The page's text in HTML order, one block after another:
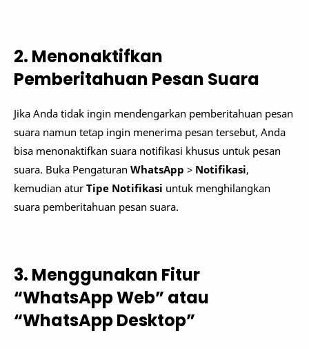
2. Menonaktifkan
Pemberitahuan Pesan Suara
Jika Anda tidak ingin mendengarkan pemberitahuan pesan
suara namun tetap ingin menerima pesan tersebut, Anda
bisa menonaktifkan suara notifikasi khusus untuk pesan
suara. Buka Pengaturan WhatsApp > Notifikasi,
kemudian atur Tipe Notifikasi untuk menghilangkan
suara pemberitahuan pesan suara.
3. Menggunakan Fitur
“WhatsApp Web” atau
“WhatsApp Desktop”